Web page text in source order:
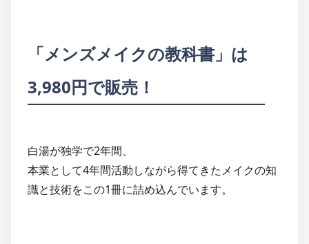
「メンズメイクの教科書」は
3,980円で販売！
白湯が独学で2年間、
本業として4年間活動しながら得てきたメイクの知
識と技術をこの1冊に詰め込んでいます。